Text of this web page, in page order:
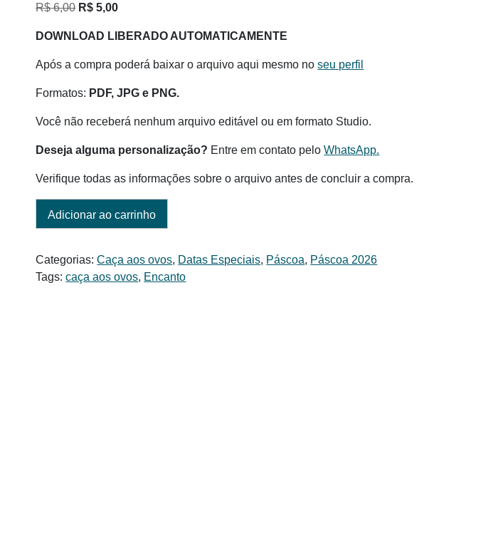
R$6,00 O
original
R$ 5,00O
atual
DOWNLOAD LIBERADO AUTOMATICAMENTE
Após a compra poderá baixar o arquivo aqui mesmo noseu perfil
Formatos: PDF, JPG e PNG.
Você não receberá nenhum arquivo editável ou em formato Studio.
Deseja alguma personalização? Entre em contato peloWhatsApp.
Verifique todas as informações sobre o arquivo antes de concluir a compra.
Adicionar ao carrinho
Categorias:Caça aos ovos, Datas Especiais, Páscoa, Páscoa 2026
Tags:caça aos ovos, Encanto